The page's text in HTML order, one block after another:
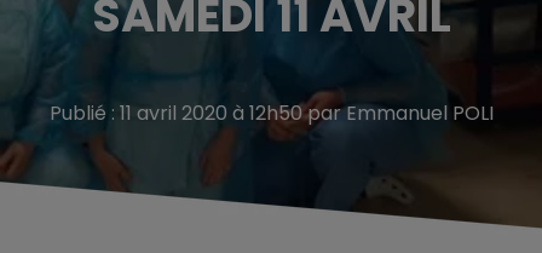
SAMEDI 11 AVRIL
Publié : 11 avril 2020 à 12h50 par Emmanuel POLI